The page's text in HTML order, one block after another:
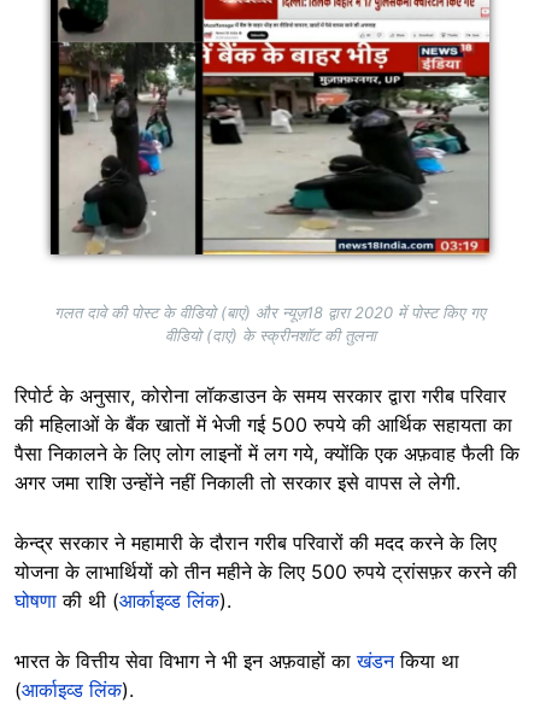
गलत दावे की पोस्ट के वीडियो (बाएं) और न्यूज़18 द्वारा 2020 में पोस्ट किए गए
वीडियो (दाएं) के स्क्रीनशॉट की तुलना
रिपोर्ट के अनुसार, कोरोना लॉकडाउन के समय सरकार द्वारा गरीब परिवार
की महिलाओं के बैंक खातों में भेजी गई 500 रुपये की आर्थिक सहायता का
पैसा निकालने के लिए लोग लाइनों में लग गये, क्योंकि एक अफ़वाह फैली कि
अगर जमा राशि उन्होंने नहीं निकाली तो सरकार इसे वापस ले लेगी.
केन्द्र सरकार ने महामारी के दौरान गरीब परिवारों की मदद करने के लिए
योजना के लाभार्थियों को तीन महीने के लिए 500 रुपये ट्रांसफ़र करने की
घोषणाकी थी (आर्काइव्ड लिंक).
भारत के वित्तीय सेवा विभाग ने भी इन अफ़वाहों काखंडनकिया था
(आर्काइव्ड लिंक).